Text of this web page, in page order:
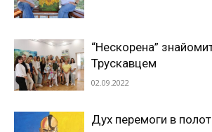
“Нескорена”
Трускавцем
02.09.2022
Дух перемоги в